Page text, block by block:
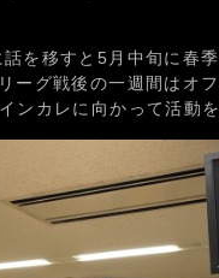
を移すと5月中旬に春
ーグ戦後の一週間はオ
ンカレに向かって活動